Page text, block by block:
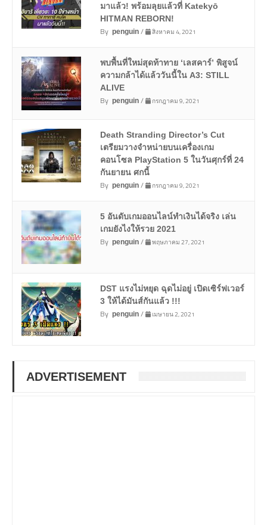
มาแล้ว! พร้อมลุยแล้วที่ Katekyō
HITMAN REBORN!
By penguin/ สิงหาคม 4, 2021
พบพื้นที่ใหม่สุดท้าทาย ‘เลสคาร์’ พิสูจน์
ความกล้าได้แล้ววันนี้ใน A3: STILL
ALIVE
By penguin/ กรกฎาคม 9, 2021
Death Stranding Director’s Cut
เตรียมวางจำหน่ายบนเครื่องเกม
คอนโซล PlayStation 5 ในวันศุกร์ที่ 24
กันยายน ศกนี้
By penguin/ กรกฎาคม 9, 2021
5 อันดับเกมออนไลน์ทำเงินได้จริง เล่น
เกมยังไงให้รวย 2021
By penguin/ พฤษภาคม 27, 2021
DST แรงไม่หยุด ฉุดไม่อยู่ เปิดเซิร์ฟเวอร์
3 ให้ได้มันส์กันแล้ว !!!
By penguin/ เมษายน 2, 2021
ADVERTISEMENT